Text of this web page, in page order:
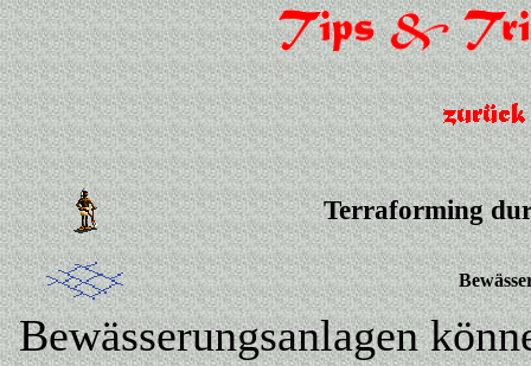
Terraforming
Bewässerungsanlagen